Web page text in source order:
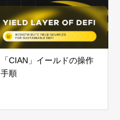
「CIAN」イールドの操作
手順